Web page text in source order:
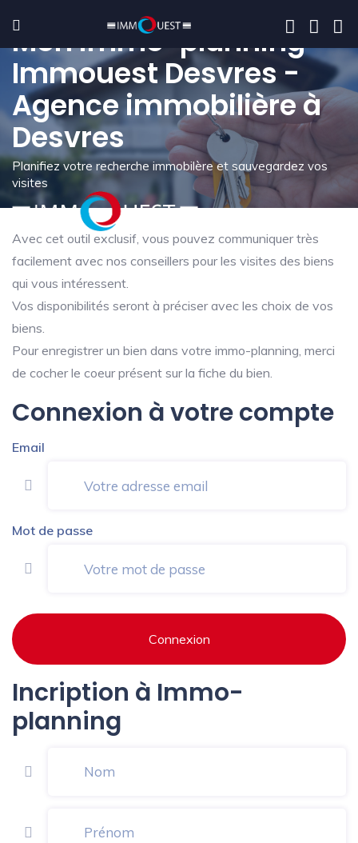
Mon immo-planning -
Immouest Desvres -
Agence immobilière à
Desvres
Planifiez votre recherche immobilère et sauvegardez vos
visites
Avec cet outil exclusif, vous pouvez communiquer très
facilement avec nos conseillers pour les visites des biens
qui vous intéressent.
Vos disponibilités seront à préciser avec les choix de vos
biens.
Pour enregistrer un bien dans votre immo-planning, merci
de cocher le coeur présent sur la fiche du bien.
Connexion à votre compte
Email
Mot de passe
Connexion
Incription à Immo-
planning